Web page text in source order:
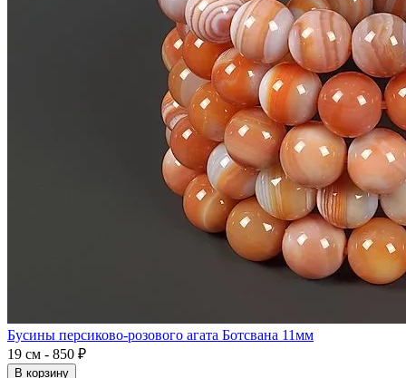
Бусины персиково-розового агата Ботсвана 11мм
19 см - 850 ₽
В корзину